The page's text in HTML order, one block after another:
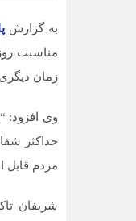
به گزارش
مناسبت
زمان
وی افزود:
حداکثر
مردم قابل
شریفان